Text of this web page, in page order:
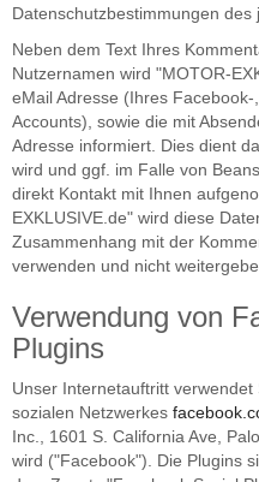
Datenschutzbestimmungen des
Neben dem Text Ihres
Nutzernamen wird "MOTOR-
eMail Adresse (Ihres
Accounts), sowie die mit
Adresse informiert. Dies dient
wird und ggf. im Falle von
direkt Kontakt mit Ihnen
EXKLUSIVE.de" wird diese
Zusammenhang mit der
verwenden und nicht
Verwendung von
Plugins
Unser Internetauftritt
sozialen Netzwerkes
Inc., 1601 S. California Ave,
wird ("Facebook"). Die Plugins